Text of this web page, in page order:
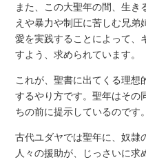
また、この大聖年の間、生き
えや暴力や制圧に苦しむ兄弟
愛を実践することによって、
すよう、求められています。
これが、聖書に出てくる理想
するやり方です。聖年はその
ちの前に提示しているのです。
古代ユダヤでは聖年に、奴隷
人々の援助が、じっさいに求